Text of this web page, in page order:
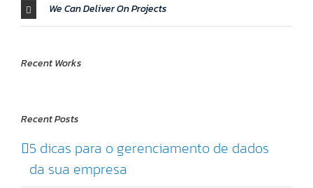
We Can Deliver On Projects
Recent Works
Recent Posts
5 dicas para o gerenciamento de dados
da sua empresa